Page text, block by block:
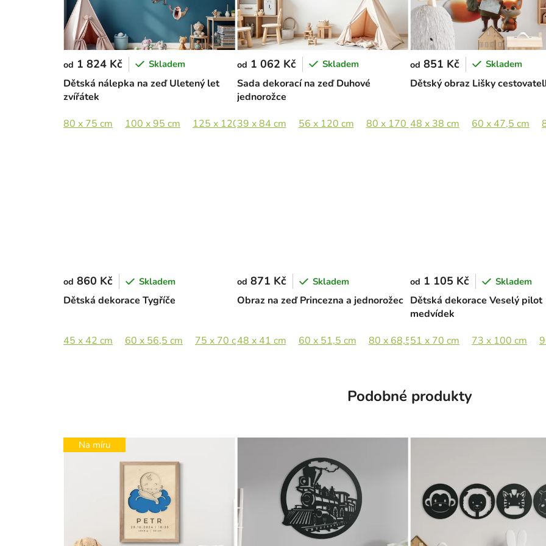
Dětská nálepka na zeď Uletený let
zvířátek
od 1 824 Kč Skladem
80 x 75 cm 100 x 95 cm 125 x 120 cm
Sada dekorací na zeď Duhové
jednorožce
od 1 062 Kč Skladem
39 x 84 cm 56 x 120 cm 80 x 170 cm 103 x 220 cm
Dětský obraz Lišky
od 851 Kč Skladem
48 x 38 cm 60 x 47,5 cm
Dětská dekorace Tygříče
od 860 Kč Skladem
45 x 42 cm 60 x 56,5 cm 75 x 70 cm 90 x 84,5 cm
Obraz na zeď Princezna a jednorožec
od 871 Kč Skladem
48 x 41 cm 60 x 51,5 cm 80 x 68,5 cm 95 x 81,5 cm
Dětská dekorace Veselý pilot
medvídek
od 1 105 Kč Skladem
51 x 70 cm 73 x 100 cm
Podobné produkty
Na míru